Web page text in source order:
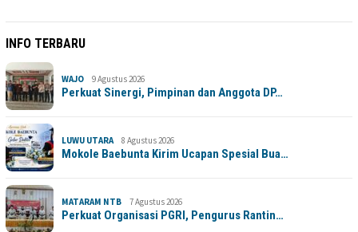
INFO TERBARU
WAJO 9 Agustus 2026
Perkuat Sinergi, Pimpinan dan Anggota DP…
LUWU UTARA 8 Agustus 2026
Mokole Baebunta Kirim Ucapan Spesial Bua…
MATARAM NTB 7 Agustus 2026
Perkuat Organisasi PGRI, Pengurus Rantin…